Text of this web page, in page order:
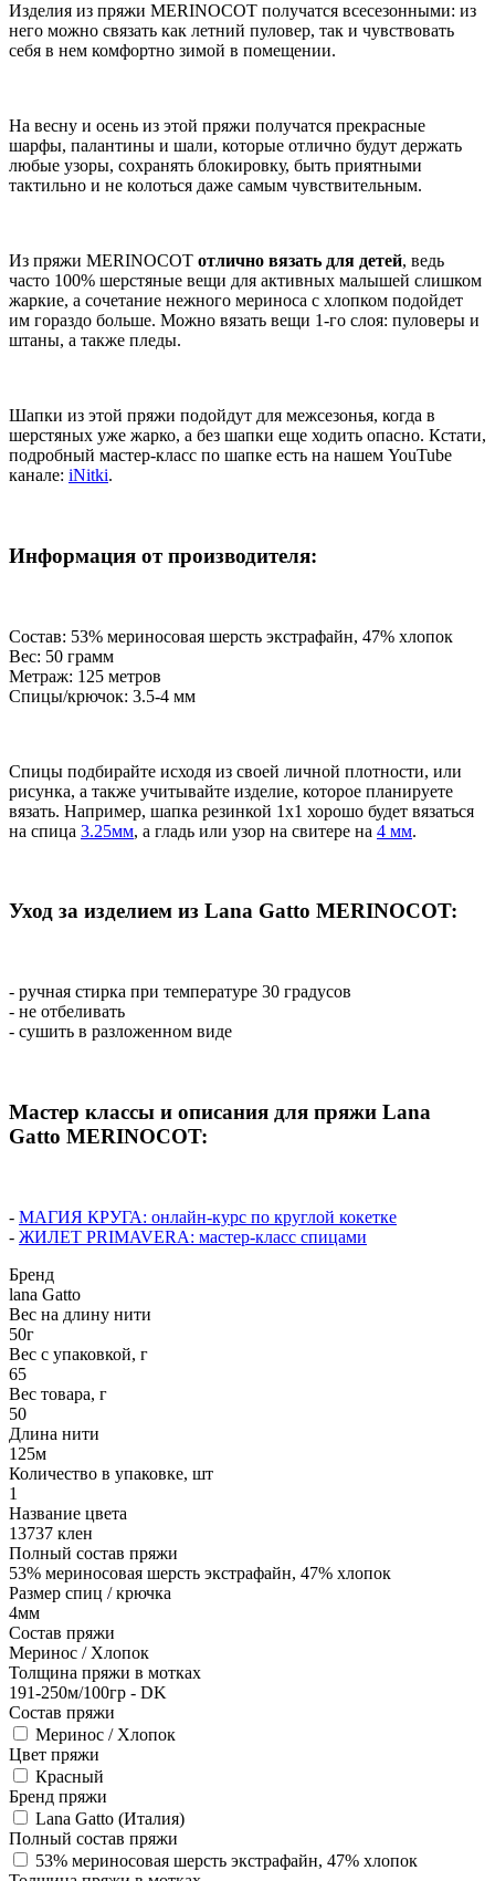
Изделия из пряжи MERINOCOT получатся всесезонными: из
него можно связать как летний пуловер, так и чувствовать
себя в нем комфортно зимой в помещении.
На весну и осень из этой пряжи получатся прекрасные
шарфы, палантины и шали, которые отлично будут держать
любые узоры, сохранять блокировку, быть приятными
тактильно и не колоться даже самым чувствительным.
Из пряжи MERINOCOT отлично вязать для детей, ведь
часто 100% шерстяные вещи для активных малышей слишком
жаркие, а сочетание нежного мериноса с хлопком подойдет
им гораздо больше. Можно вязать вещи 1-го слоя: пуловеры и
штаны, а также пледы.
Шапки из этой пряжи подойдут для межсезонья, когда в
шерстяных уже жарко, а без шапки еще ходить опасно. Кстати,
подробный мастер-класс по шапке есть на нашем YouTube
канале: iNitki.
Информация от производителя:
Состав: 53% мериносовая шерсть экстрафайн, 47% хлопок
Вес: 50 грамм
Метраж: 125 метров
Спицы/крючок: 3.5-4 мм
Спицы подбирайте исходя из своей личной плотности, или
рисунка, а также учитывайте изделие, которое планируете
вязать. Например, шапка резинкой 1х1 хорошо будет вязаться
на спица 3.25мм, а гладь или узор на свитере на 4 мм.
Уход за изделием из Lana Gatto MERINOCOT:
- ручная стирка при температуре 30 градусов
- не отбеливать
- сушить в разложенном виде
Мастер классы и описания для пряжи Lana
Gatto MERINOCOT:
- МАГИЯ КРУГА: онлайн-курс по круглой кокетке
- ЖИЛЕТ PRIMAVERA: мастер-класс спицами
Бренд
lana Gatto
Вес на длину нити
50г
Вес с упаковкой, г
65
Вес товара, г
50
Длина нити
125м
Количество в упаковке, шт
1
Название цвета
13737 клен
Полный состав пряжи
53% мериносовая шерсть экстрафайн, 47% хлопок
Размер спиц / крючка
4мм
Состав пряжи
Меринос / Хлопок
Толщина пряжи в мотках
191-250м/100гр - DK
Состав пряжи
Меринос / Хлопок
Цвет пряжи
Красный
Бренд пряжи
Lana Gatto (Италия)
Полный состав пряжи
53% мериносовая шерсть экстрафайн, 47% хлопок